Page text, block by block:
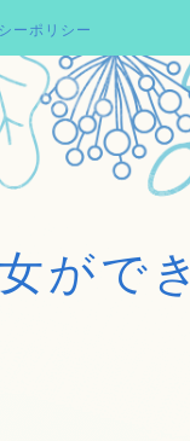
ーポリシー
ができ